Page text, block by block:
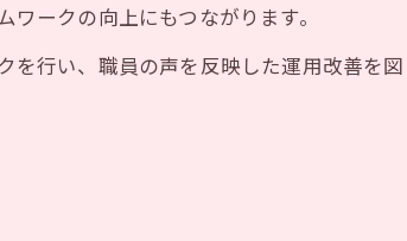
ークの向上にもつながります。
を行い、職員の声を反映した運用改善を